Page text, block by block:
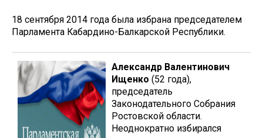
18 сентября 2014 года была избрана председателем
Парламента Кабардино-Балкарской Республики.
Александр Валентинович
Ищенко (52 года),
председатель
Законодательного Собрания
Ростовской области.
Неоднократно избирался